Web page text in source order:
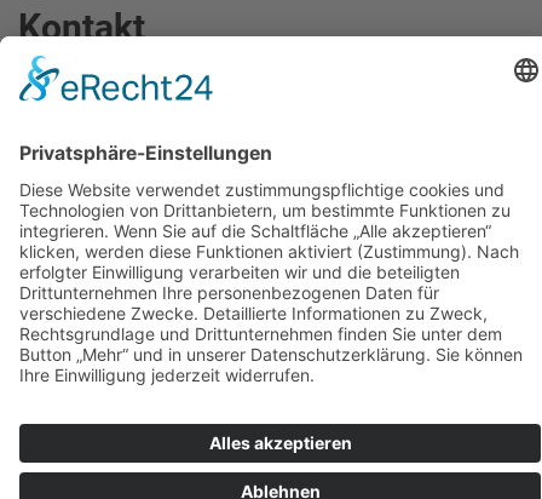
Kontakt
Thomas-Dehler-Str. 5
info@dermietbagger.de
0 94 05 / 9 18 434-0
0 15 22 / 573 0 599
0 94 05 / 9 18 434-5
www.dermietbagger.de
Rechtliches
Impressum
Datenschutz